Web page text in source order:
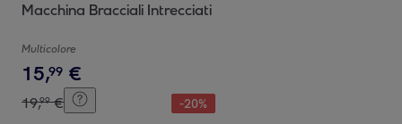
Macchina Bracciali Intrecciati
Multicolore
15,99 €
19,99 € -20%